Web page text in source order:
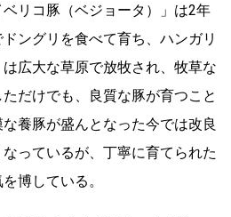
リコ豚（ベジョータ）」は2年
ングリを食べて育ち、ハンガリ
広大な草原で放牧され、牧草な
だけでも、良質な豚が育つこと
養豚が盛んとなった今では改良
っているが、丁寧に育てられた
博している。